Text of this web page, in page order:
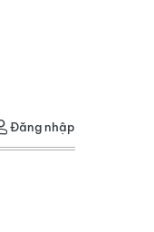
Đăng nhập